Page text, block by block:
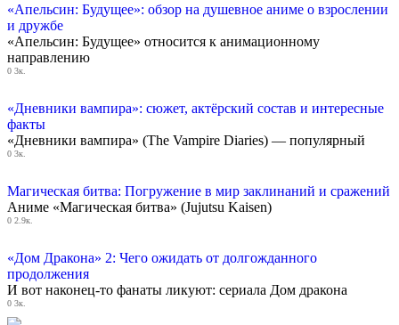
«Апельсин: Будущее»: обзор на душевное аниме о взрослении
и дружбе
«Апельсин: Будущее» относится к анимационному
направлению
0 3к.
«Дневники вампира»: сюжет, актёрский состав и интересные
факты
«Дневники вампира» (The Vampire Diaries) — популярный
0 3к.
Магическая битва: Погружение в мир заклинаний и сражений
Аниме «Магическая битва» (Jujutsu Kaisen)
0 2.9к.
«Дом Дракона» 2: Чего ожидать от долгожданного
продолжения
И вот наконец-то фанаты ликуют: сериала Дом дракона
0 3к.